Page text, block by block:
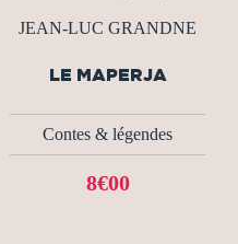
JEAN-LUC GRANDNE
LE MAPERJA
Contes & légendes
8€00